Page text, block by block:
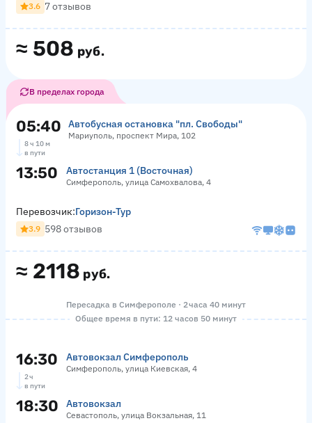
≈ 508 руб.
3.6 7 отзывов
В пределах города
05:40 Автобусная остановка "пл. Свободы"
Мариуполь, проспект Мира, 102
8 ч 10 м
в пути
13:50 Автостанция 1 (Восточная)
Симферополь, улица Самохвалова, 4
≈ 2118 руб.
Перевозчик:Горизон-Тур
3.9 598 отзывов
Пересадка в Симферополе · 2 часа 40 минут
Общее время в пути: 12 часов 50 минут
16:30 Автовокзал Симферополь
Симферополь, улица Киевская, 4
2 ч
в пути
18:30 Автовокзал
Севастополь, улица Вокзальная, 11